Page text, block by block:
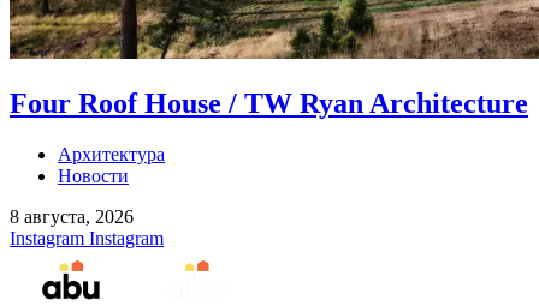
Four Roof House / TW Ryan Architecture
Архитектура
Новости
8 августа, 2026
Instagram Instagram